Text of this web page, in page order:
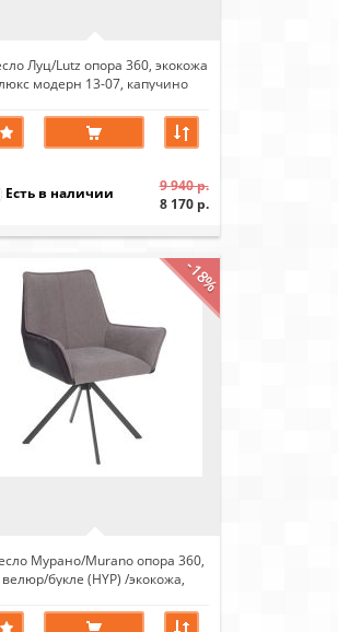
Луц/Lutz опора 360, экокожа
модерн 13-07, капучино
Есть в наличии
9 940 р.
8 170 р.
-18%
Мурано/Murano опора 360,
велюр/букле (HYP) /экокожа,